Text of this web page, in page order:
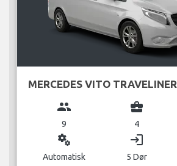
MERCEDES VITO TRAVELINER
group
9
business_center
4
miscellaneous_services
Automatisk
login
5 Dør